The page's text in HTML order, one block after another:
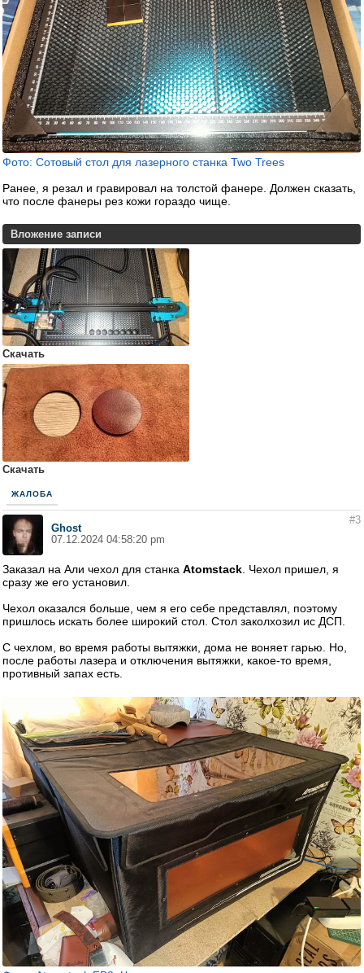
Фото: Сотовый стол для лазерного станка Two Trees
Ранее, я резал и гравировал на толстой фанере. Должен сказать,
что после фанеры рез кожи гораздо чище.
Вложение записи
Скачать
Скачать
ЖАЛОБА
Ghost
07.12.2024 04:58:20 pm
#3
Заказал на Али чехол для станка Atomstack. Чехол пришел, я
сразу же его установил.
Чехол оказался больше, чем я его себе представлял, поэтому
пришлось искать более широкий стол. Стол заколхозил ис ДСП.
С чехлом, во время работы вытяжки, дома не воняет гарью. Но,
после работы лазера и отключения вытяжки, какое-то время,
противный запах есть.